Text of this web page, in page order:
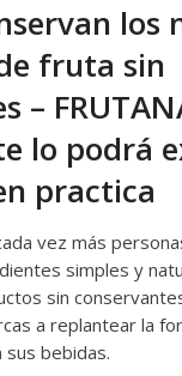
los
fruta sin
–
lo podrá
practica
vez más
simples y
sin
a replantear la
sus bebidas.